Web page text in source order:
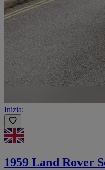
Inizia:
1959 Land Rover